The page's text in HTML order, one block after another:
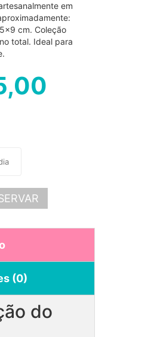
em
cm. Coleção
total. Ideal para
(0)
do